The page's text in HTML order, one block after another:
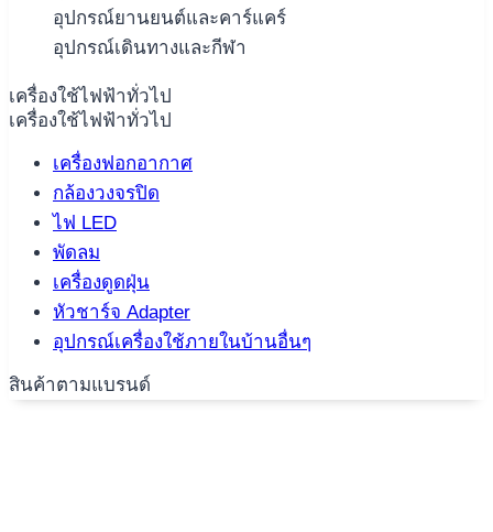
อุปกรณ์ยานยนต์และคาร์แคร์
อุปกรณ์เดินทางและกีฬา
เครื่องใช้ไฟฟ้าทั่วไป
เครื่องใช้ไฟฟ้าทั่วไป
เครื่องฟอกอากาศ
กล้องวงจรปิด
ไฟ LED
พัดลม
เครื่องดูดฝุ่น
หัวชาร์จ Adapter
อุปกรณ์เครื่องใช้ภายในบ้านอื่นๆ
สินค้าตามแบรนด์